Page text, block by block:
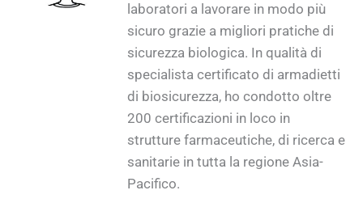
laboratori a lavorare in modo più
sicuro grazie a migliori pratiche di
sicurezza biologica. In qualità di
specialista certificato di armadietti
di biosicurezza, ho condotto oltre
200 certificazioni in loco in
strutture farmaceutiche, di ricerca e
sanitarie in tutta la regione Asia-
Pacifico.